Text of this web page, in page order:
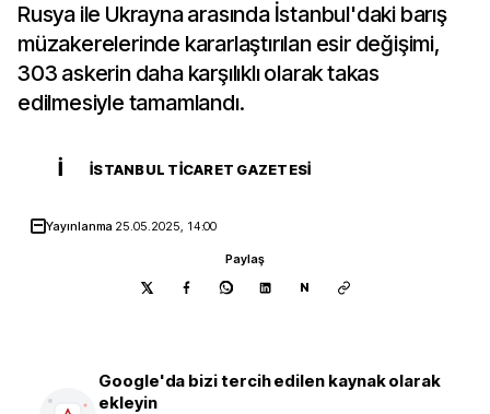
Rusya ile Ukrayna arasında İstanbul'daki barış
müzakerelerinde kararlaştırılan esir değişimi,
303 askerin daha karşılıklı olarak takas
edilmesiyle tamamlandı.
İ İSTANBUL TICARET GAZETESI
Yayınlanma 25.05.2025, 14:00
Paylaş
N
Google'da bizi tercih edilen kaynak olarak
ekleyin